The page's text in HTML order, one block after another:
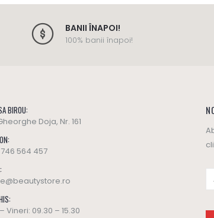
BANII ÎNAPOI!
100% banii înapoi!
BIROU:
Doja, Nr. 161
564 457
Vineri: 09.30 – 15.30